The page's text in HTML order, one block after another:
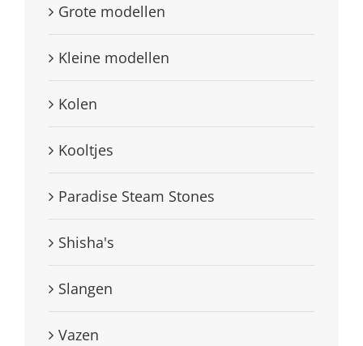
Grote modellen
Kleine modellen
Kolen
Kooltjes
Paradise Steam Stones
Shisha's
Slangen
Vazen